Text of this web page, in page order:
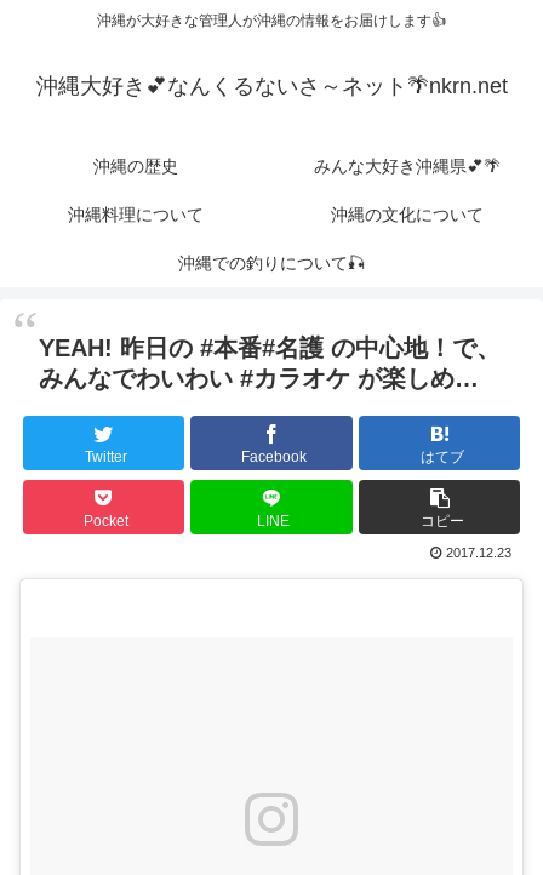
沖縄が大好きな管理人が沖縄の情報をお届けします👍
沖縄大好き💕なんくるないさ～ネット🌴nkrn.net
沖縄の歴史 みんな大好き沖縄県💕🌴
沖縄料理について 沖縄の文化について
沖縄での釣りについて🎣
YEAH! 昨日の #本番#名護 の中心地！で、
みんなでわいわい #カラオケ が楽しめ…
Twitter Facebook はてブ
Pocket LINE コピー
2017.12.23